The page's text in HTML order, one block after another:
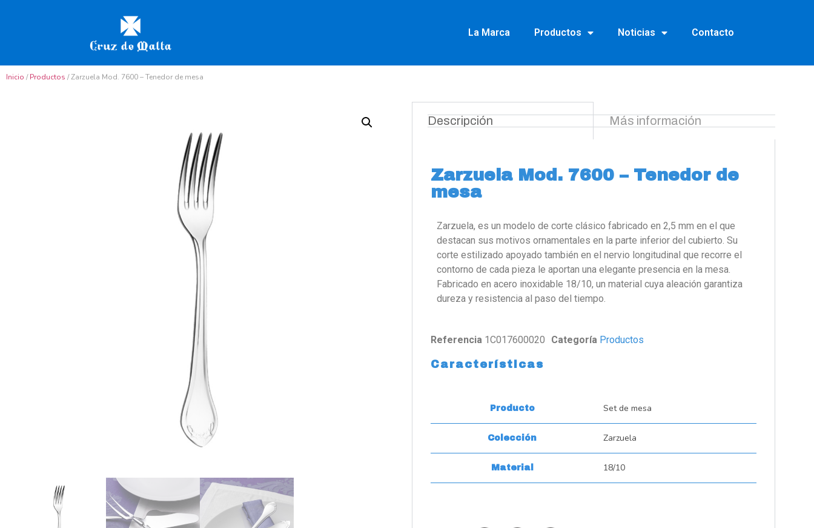
La Marca Productos Noticias Contacto
Inicio /Productos / Zarzuela Mod. 7600 – Tenedor de mesa
Descripción Más información
Zarzuela Mod. 7600 – Tenedor de
mesa
Zarzuela, es un modelo de corte clásico fabricado en 2,5 mm en el que
destacan sus motivos ornamentales en la parte inferior del cubierto. Su
corte estilizado apoyado también en el nervio longitudinal que recorre el
contorno de cada pieza le aportan una elegante presencia en la mesa.
Fabricado en acero inoxidable 18/10, un material cuya aleación garantiza
dureza y resistencia al paso del tiempo.
Referencia 1C017600020 Categoría Productos
Características
Producto Set de mesa
Colección Zarzuela
Material 18/10